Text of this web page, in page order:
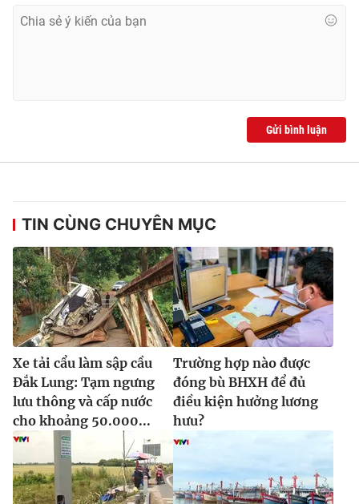
thuận bằng văn bản. Ghi rõ nguồn VTV.vn khi phát hành lại
Gửi bình luận
TIN CÙNG CHUYÊN MỤC
Xe tải cẩu làm sập cầu
Đắk Lung: Tạm ngưng
lưu thông và cấp nước
cho khoảng 50.000...
Trường hợp nào được
đóng bù BHXH để đủ
điều kiện hưởng lương
hưu?